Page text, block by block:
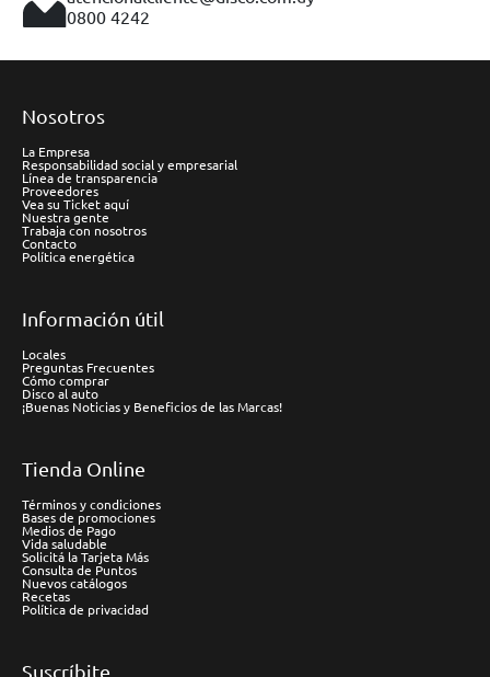
0800 4242
Nosotros
La Empresa
Responsabilidad social y empresarial
Línea de transparencia
Proveedores
Vea su Ticket aquí
Nuestra gente
Trabaja con nosotros
Contacto
Política energética
Información útil
Locales
Preguntas Frecuentes
Cómo comprar
Disco al auto
¡Buenas Noticias y Beneficios de las Marcas!
Tienda Online
Términos y condiciones
Bases de promociones
Medios de Pago
Vida saludable
Solicitá la Tarjeta Más
Consulta de Puntos
Nuevos catálogos
Recetas
Política de privacidad
Suscríbite